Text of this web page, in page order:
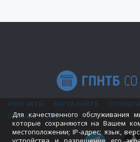
КОНТАКТЫ КАРТА САЙТА
ОТЗЫВЫ
FAQ
Для качественного обслуживания
которые сохраняются на Вашем
местоположении; IP-адрес; язык,